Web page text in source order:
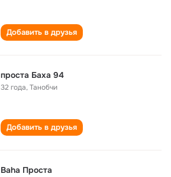
Добавить в друзья
проста Баха 94
32 года,Танобчи
Добавить в друзья
Baha Проста